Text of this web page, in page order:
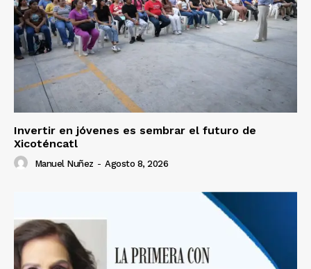
Invertir en jóvenes es sembrar el futuro de
Xicoténcatl
Manuel Nuñez - Agosto 8, 2026